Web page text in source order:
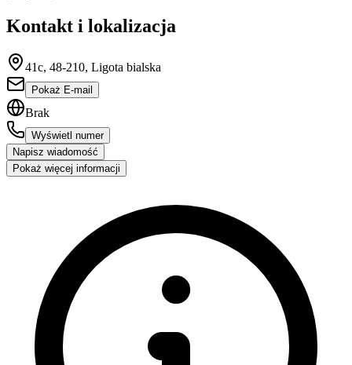
Kontakt i lokalizacja
41c, 48-210, Ligota bialska
Pokaż E-mail
Brak
Wyświetl numer
Napisz wiadomość
Pokaż więcej informacji